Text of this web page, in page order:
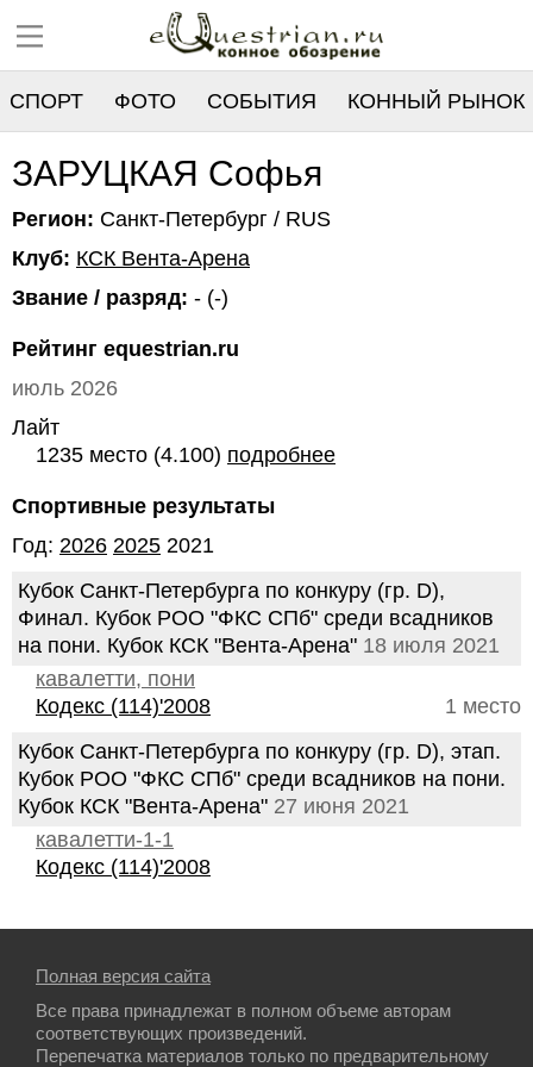
СПОРТ ФОТО СОБЫТИЯ КОННЫЙ РЫНОК
РЕЕСТР
ЗАРУЦКАЯ Софья
Регион: Санкт-Петербург / RUS
Клуб: КСК Вента-Арена
Звание / разряд: - (-)
Рейтинг equestrian.ru
июль 2026
Лайт
1235 место (4.100) подробнее
Спортивные результаты
Год: 2026 2025 2021
Кубок Санкт-Петербурга по конкуру (гр. D),
Финал. Кубок РОО "ФКС СПб" среди всадников
на пони. Кубок КСК "Вента-Арена" 18 июля 2021
кавалетти, пони
1 место
Кодекс (114)'2008
Кубок Санкт-Петербурга по конкуру (гр. D), этап.
Кубок РОО "ФКС СПб" среди всадников на пони.
Кубок КСК "Вента-Арена" 27 июня 2021
кавалетти-1-1
Кодекс (114)'2008
Полная версия сайта
Все права принадлежат в полном объеме авторам
соответствующих произведений.
Перепечатка материалов только по предварительному